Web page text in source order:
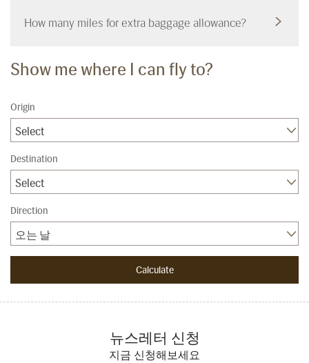
How many miles for extra baggage allowance?
Show me where I can fly to?
Origin
Select
Destination
Select
Direction
오는 날
뉴스레터 신청
지금 신청해보세요